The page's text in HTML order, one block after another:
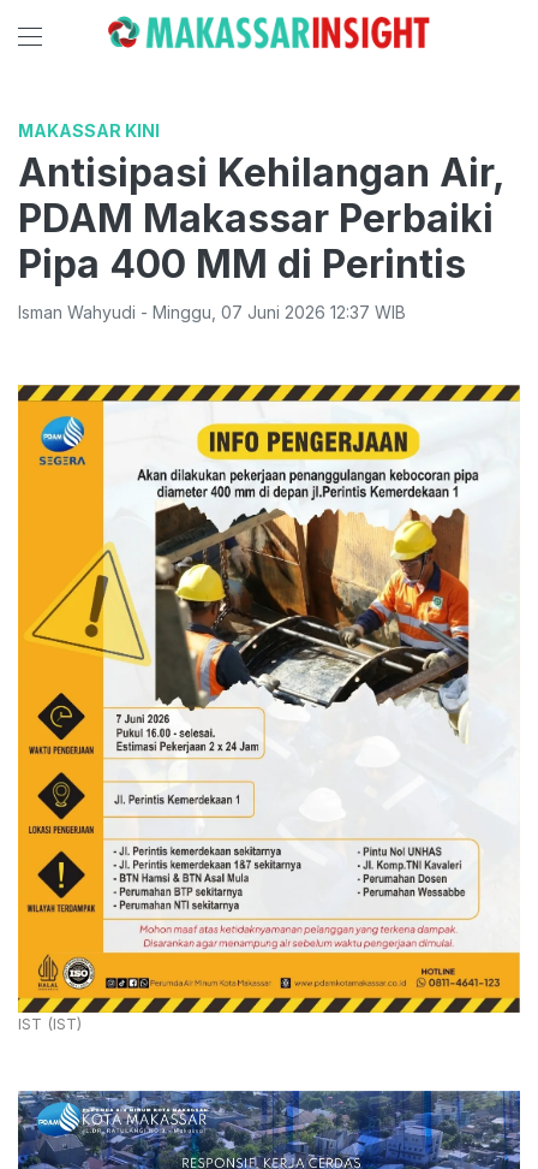
MAKASSAR KINI
Antisipasi Kehilangan Air,
PDAM Makassar Perbaiki
Pipa 400 MM di Perintis
Isman Wahyudi - Minggu 07 Juni 2026 12:37 WIB
IST (IST)